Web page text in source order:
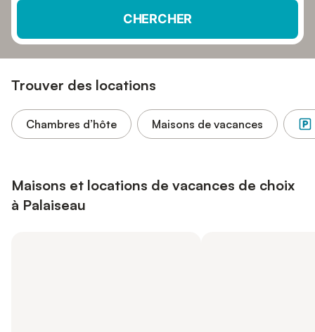
CHERCHER
Trouver des locations
Chambres d’hôte Maisons de vacances
Maisons et locations de vacances de choix
à Palaiseau